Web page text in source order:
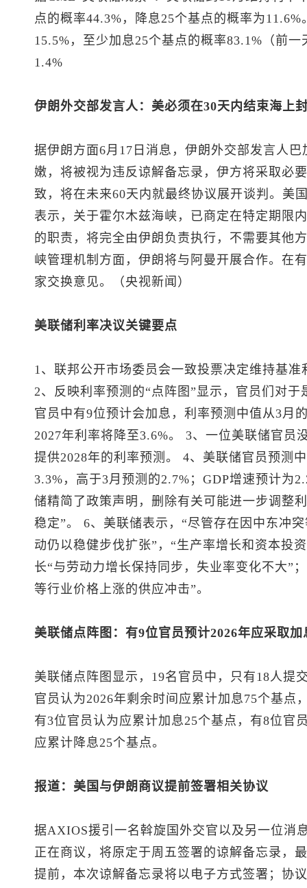
点的概率44.3%，降息25个基点的概率为
15.5%，至少加息25个基点的概率83.1%（前
1.4%
伊朗外交部发言人：美必须在30天内结束海上
据伊朗方面6月17日消息，伊朗外交部发言人
嫩，将被视为违反谅解备忘录，伊方将采取必
致，将在未来60天内就最终协议展开谈判。美
表示，关于霍尔木兹海峡，已商定在特定期限
的职责，将完全由伊朗负责执行，不需要其他
峡管理机制方面，伊朗将与阿曼开展合作。在
家交换意见。（央视新闻）
美联储利率决议关键要点
1、联邦公开市场委员会一致投票决定维持基
2、反映利率预测的“点阵图”显示，官员们对
官员中有9位预计会加息，利率预测中值从3月
2027年利率将降至3.6%。 3、一位美联储官员
提供2028年的利率预测。 4、美联储官员预测
3.3%，高于3月预测的2.7%；GDP增速预计为
储精简了政策声明，删除有关可能进一步调整
稳定”。 6、美联储表示，“尽管存在因中东冲
动仍以稳健步伐扩张”，“生产率增长和资本投
长“与劳动力增长保持同步，失业率变化不大”
等行业价格上涨的供应冲击”。
美联储点阵图：有9位官员预计2026年应采取加
美联储点阵图显示，19名官员中，只有18人提
官员认为2026年剩余时间应累计加息75个基点
有3位官员认为应累计加息25个基点，有8位官
应累计降息25个基点。
报道：美国与伊朗商议提前签署相关协议
据AXIOS援引一名斡旋国外交官以及另一位消
正在商议，将原定于周五签署的谅解备忘录，
提前，本次谅解备忘录将以电子方式签署；协